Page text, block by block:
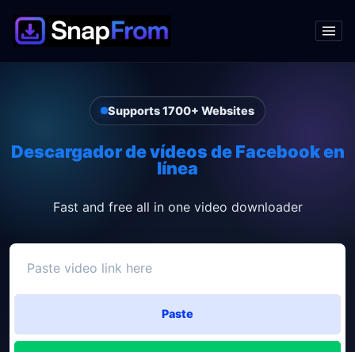
Supports 1700+ Websites
Descargador de vídeos de Facebook en
línea
Fast and free all in one video downloader
Paste